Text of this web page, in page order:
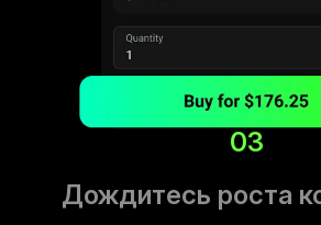
03
Дождитесь роста